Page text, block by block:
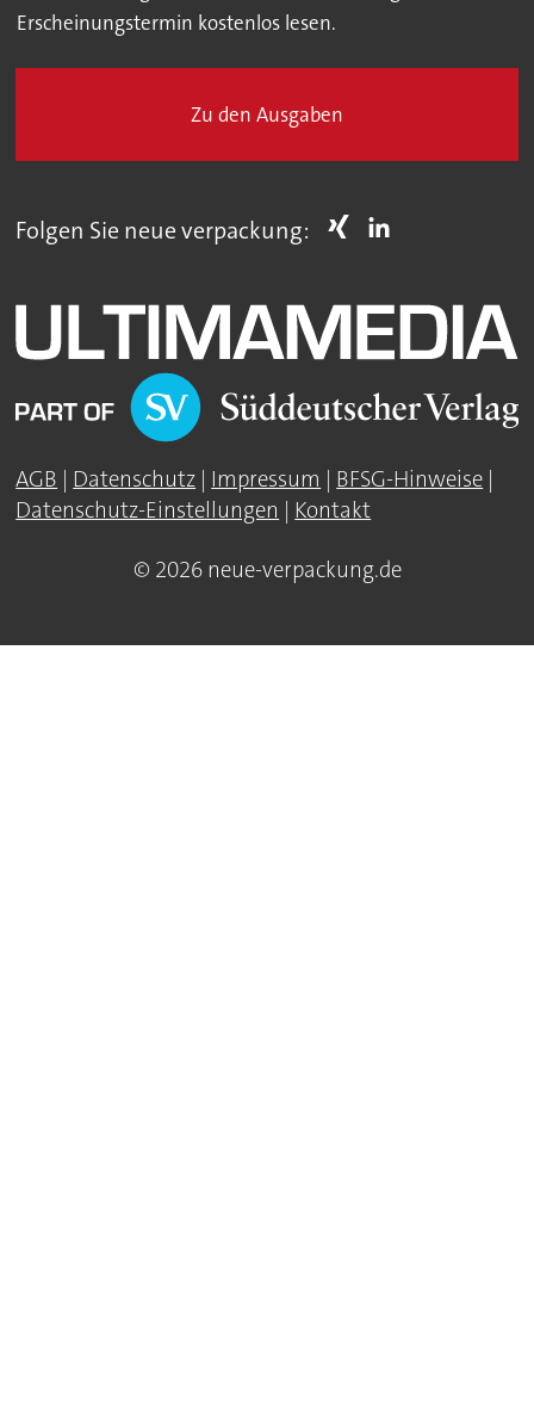
Erscheinungstermin kostenlos lesen.
Zu den Ausgaben
Folgen Sie neue verpackung:
AGB | Datenschutz | Impressum | BFSG-Hinweise |
Datenschutz-Einstellungen | Kontakt
© 2026 neue-verpackung.de